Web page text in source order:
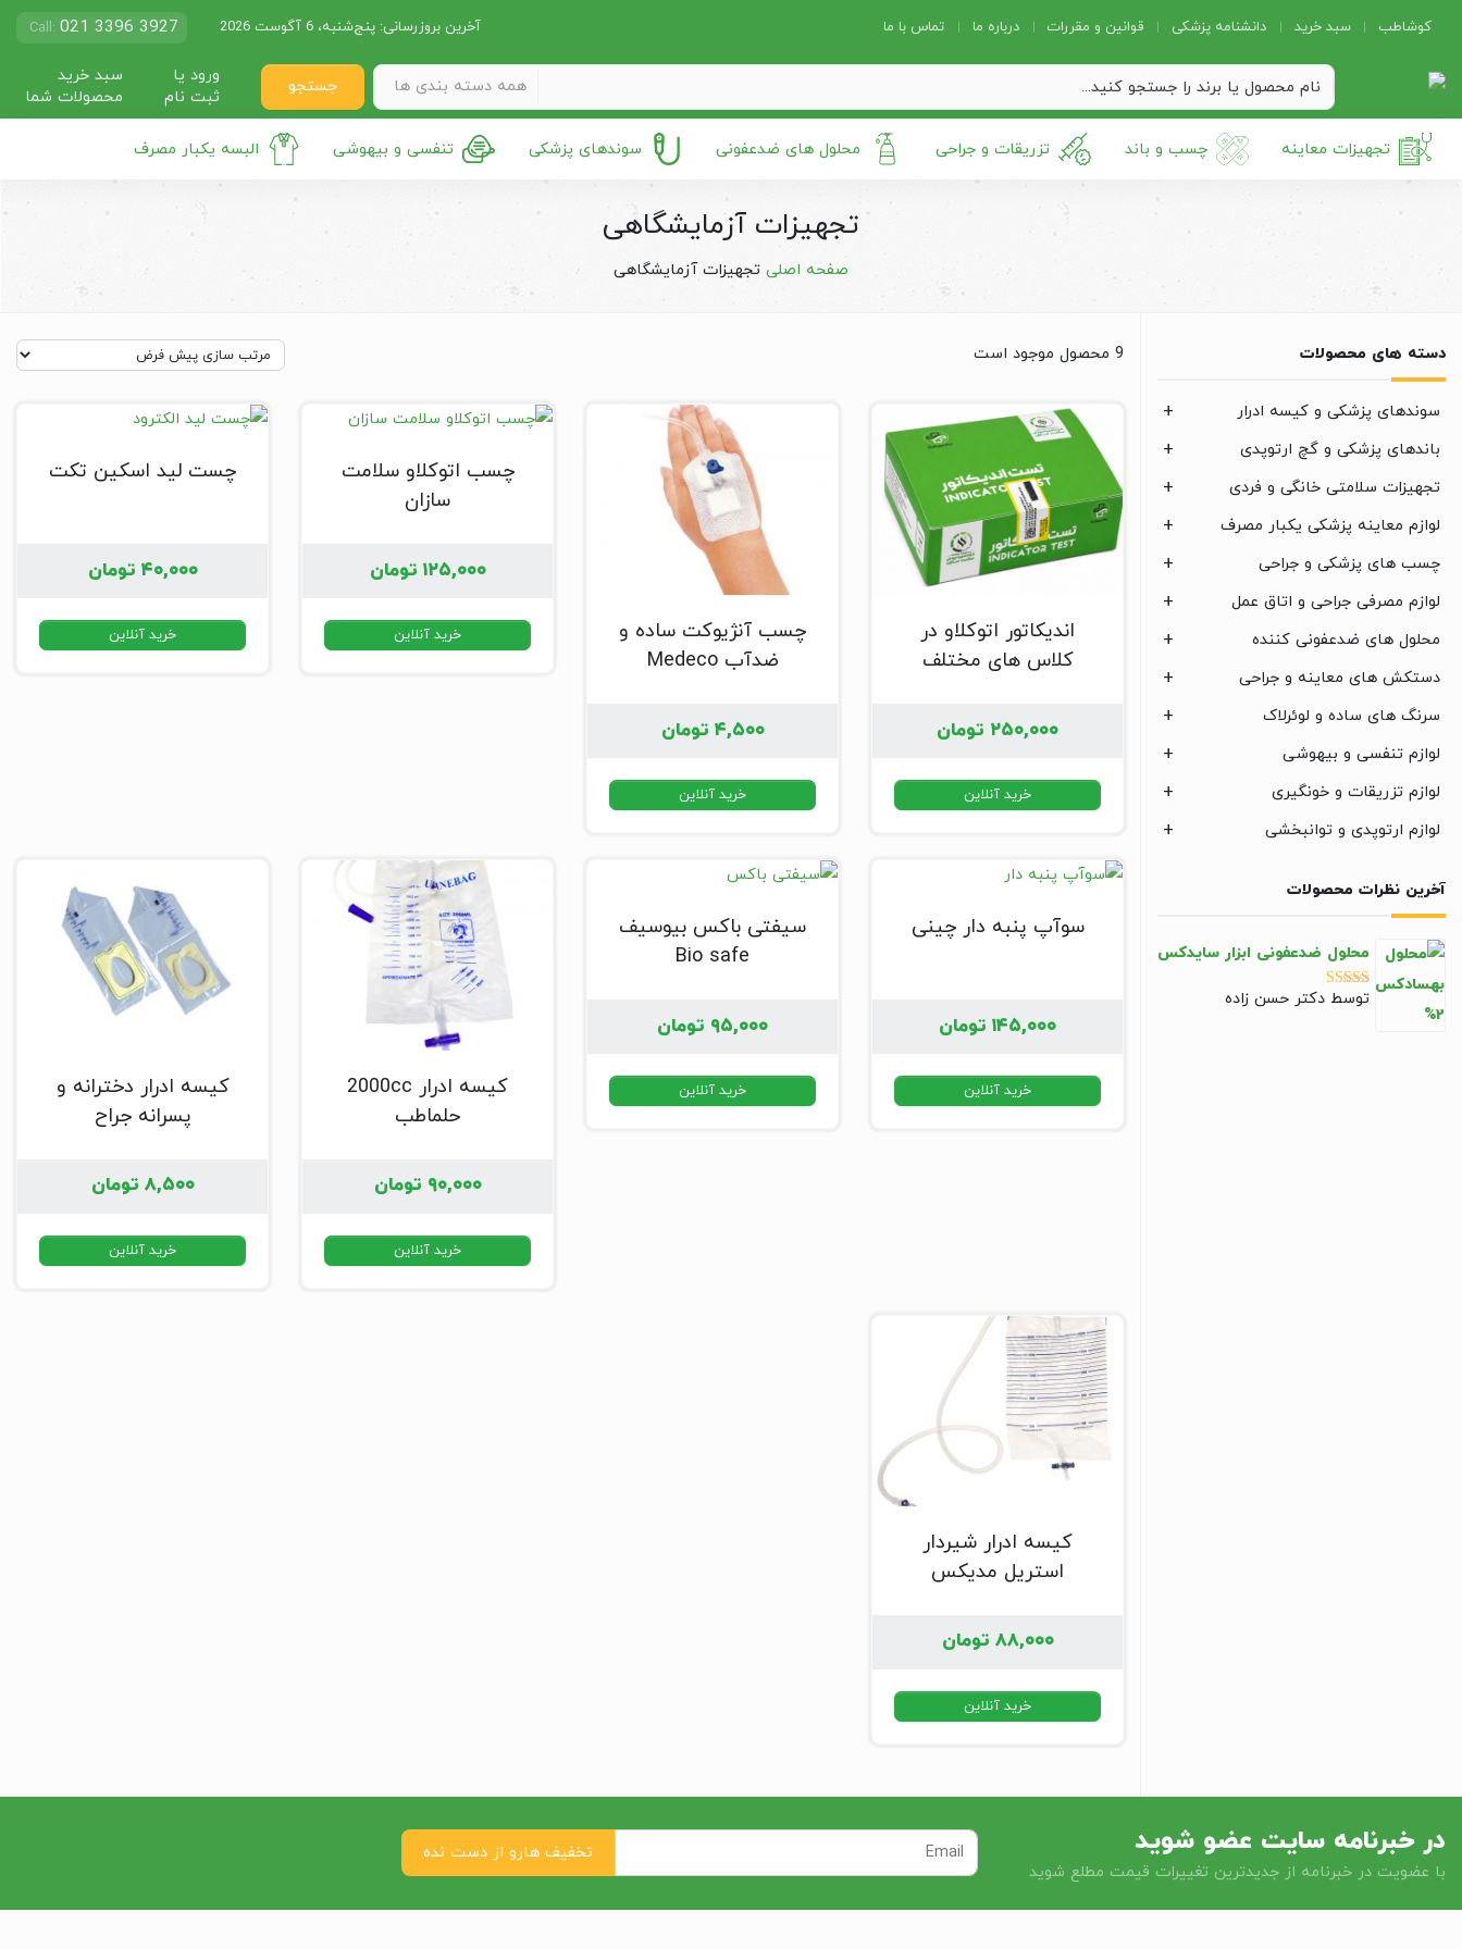
کوشاطب سبد خرید دانشنامه پزشکی قوانین و مقررات درباره ما تماس با ما آخرین بروزرسانی: پنج‌شنبه، 6 آگوست 2026 Call: 021 3396 3927
همه دسته بندی ها جستجو
ورود یا
ثبت نام
سبد خرید
محصولات شما
تجهیزات معاینه چسب و باند تزریقات و جراحی محلول های ضدعفونی سوندهای پزشکی تنفسی و بیهوشی البسه یکبار مصرف
تجهیزات آزمایشگاهی
صفحه اصلی تجهیزات آزمایشگاهی
دسته های محصولات
سوندهای پزشکی و کیسه ادرار
باندهای پزشکی و گچ ارتوپدی
تجهیزات سلامتی خانگی و فردی
لوازم معاینه پزشکی یکبار مصرف
چسب های پزشکی و جراحی
لوازم مصرفی جراحی و اتاق عمل
محلول های ضدعفونی کننده
دستکش های معاینه و جراحی
سرنگ های ساده و لوئرلاک
لوازم تنفسی و بیهوشی
لوازم تزریقات و خونگیری
لوازم ارتوپدی و توانبخشی
آخرین نظرات محصولات
محلول ضدعفونی ابزار سایدکس
نمره5 از 5
توسط دکتر حسن زاده
9 محصول موجود است
اندیکاتور اتوکلاو در
کلاس های مختلف
۲۵۰,۰۰۰ تومان
خرید آنلاین
چسب آنژیوکت ساده و
ضدآب Medeco
۴,۵۰۰ تومان
خرید آنلاین
چسب اتوکلاو سلامت
سازان
۱۲۵,۰۰۰ تومان
خرید آنلاین
چست لید اسکین تکت
۴۰,۰۰۰ تومان
خرید آنلاین
سوآپ پنبه دار چینی
۱۴۵,۰۰۰ تومان
خرید آنلاین
سیفتی باکس بیوسیف
Bio safe
۹۵,۰۰۰ تومان
خرید آنلاین
کیسه ادرار 2000cc
حلماطب
۹۰,۰۰۰ تومان
خرید آنلاین
کیسه ادرار دخترانه و
پسرانه جراح
۸,۵۰۰ تومان
خرید آنلاین
کیسه ادرار شیردار
استریل مدیکس
۸۸,۰۰۰ تومان
خرید آنلاین
در خبرنامه سایت عضو شوید
با عضویت در خبرنامه از جدیدترین تغییرات قیمت مطلع شوید